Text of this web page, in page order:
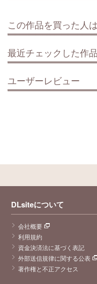
この作品を買った人
最近チェックした作品
ユーザーレビュー
DLsiteについて
会社概要
利用規約
資金決済法に基づく表記
外部送信規律に関する公表
著作権と不正アクセス